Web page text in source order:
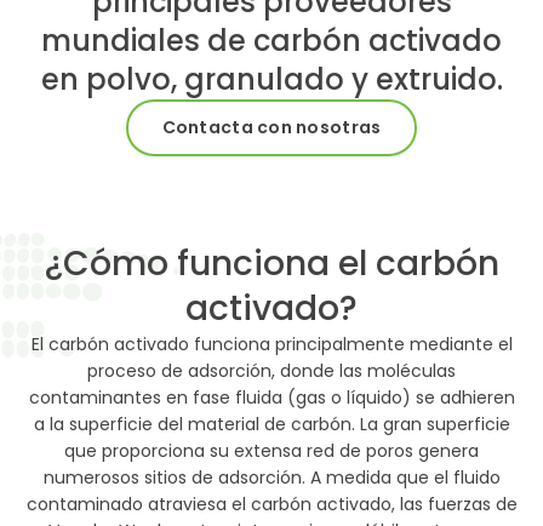
mundiales de carbón activado
en polvo, granulado y extruido.
Contacta con nosotras
¿Cómo funciona el carbón
activado?
El carbón activado funciona principalmente mediante el
proceso de adsorción, donde las moléculas
contaminantes en fase fluida (gas o líquido) se adhieren
a la superficie del material de carbón. La gran superficie
que proporciona su extensa red de poros genera
numerosos sitios de adsorción. A medida que el fluido
contaminado atraviesa el carbón activado, las fuerzas de